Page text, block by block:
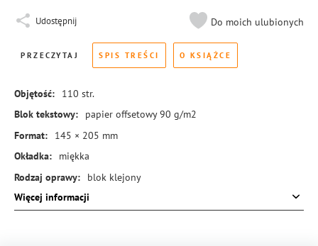
Udostępnij Do moich ulubionych
PRZECZYTAJ SPIS TREŚCI O KSIĄŻCE
Objętość: 110 str.
Blok tekstowy:
papier offsetowy 90 g/m2
Format:
145 × 205 mm
Okładka:
miękka
Rodzaj oprawy:
blok klejony
ISBN:
978-83-8369-563-1
Więcej informacji